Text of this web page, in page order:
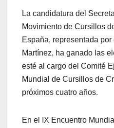
La candidatura del
Movimiento de Cursillos
España, representada
Martínez, ha ganado las
esté al cargo del Comité
Mundial de Cursillos de
próximos cuatro años.
En el IX Encuentro